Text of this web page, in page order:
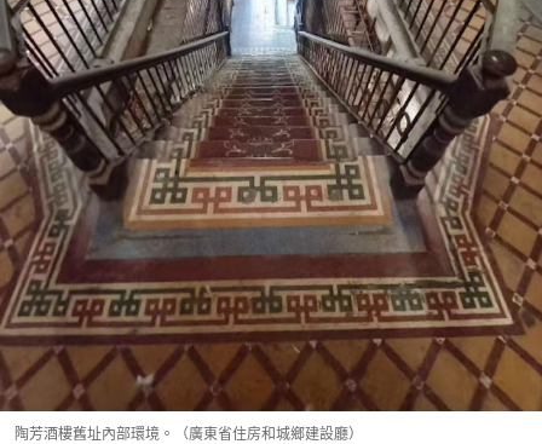
陶芳酒樓舊址內部環境。（廣東省住房和城鄉建設廳）